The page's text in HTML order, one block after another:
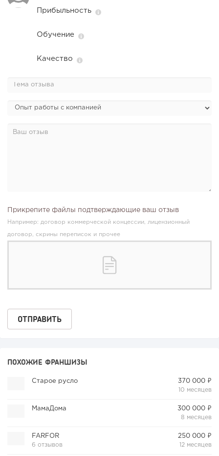
Прибыльность
Обучение
Качество
Прикрепите файлы подтверждающие ваш отзыв
Например: договор коммерческой концессии, лицензионный
договор, скрины переписок и прочее
ПОХОЖИЕ ФРАНШИЗЫ
Старое русло
370 000 ₽
10 месяцев
МамаДома
300 000 ₽
8 месяцев
FARFOR
6 отзывов
250 000 ₽
12 месяцев